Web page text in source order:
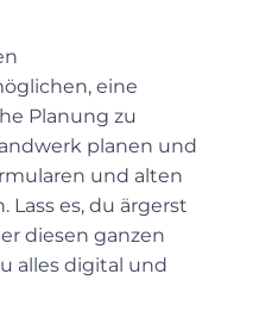
eine
Planung zu
planen und
und alten
es, du ärgerst
diesen ganzen
alles digital und